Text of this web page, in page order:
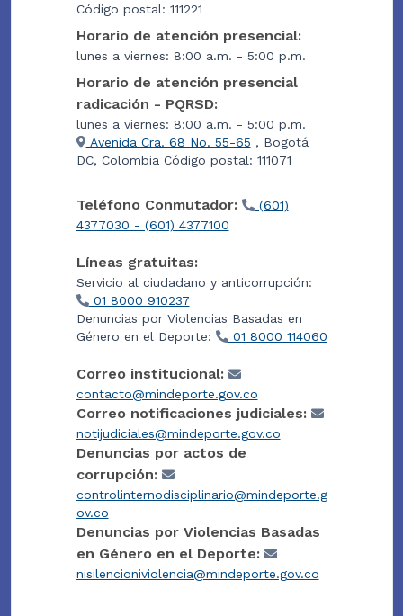
Código postal: 111221
Horario de atención presencial:
lunes a viernes: 8:00 a.m. - 5:00 p.m.
Horario de atención presencial
radicación - PQRSD:
lunes a viernes: 8:00 a.m. - 5:00 p.m.
Avenida Cra. 68 No. 55-65 , Bogotá
DC, Colombia Código postal: 111071
Teléfono Conmutador:
(601)
4377030 - (601) 4377100
Líneas gratuitas:
Servicio al ciudadano y anticorrupción:
01 8000 910237
Denuncias por Violencias Basadas en
Género en el Deporte:
01 8000 114060
Correo institucional:
contacto@mindeporte.gov.co
Correo notificaciones judiciales:
notijudiciales@mindeporte.gov.co
Denuncias por actos de
corrupción:
controlinternodisciplinario@mindeporte.g
ov.co
Denuncias por Violencias Basadas
en Género en el Deporte:
nisilencioniviolencia@mindeporte.gov.co